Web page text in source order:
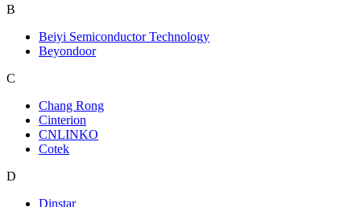
B
Beiyi Semiconductor Technology
Beyondoor
C
Chang Rong
Cinterion
CNLINKO
Cotek
D
Dinstar